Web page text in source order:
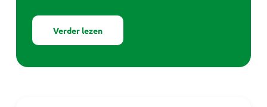
Verder lezen